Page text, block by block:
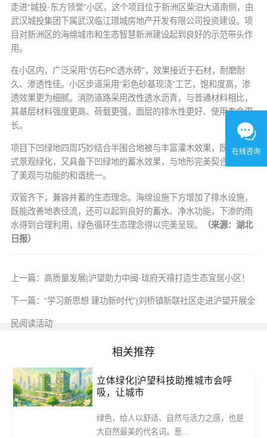
走进“城投·东方领誉”小区，这个项目位于新洲区柴泊大道南侧，由
武汉城投集团下属武汉临江璟城房地产开发有限公司投资建设。项
目对新洲区的海绵城市和生态智慧新洲建设起到良好的示范带头作
用。
在小区内，广泛采用“仿石PC透水砖”，效果接近于石材，耐磨耐
久、渗透性佳。小区步道采用“彩色砂基现浇”工艺，饱和度高，渗
透效果更为细腻。消防道路采用改性透水沥青，与普通材料相比，
其基层材料强度更高、荷载更强，面层的排水性更好、使用寿命更
长。
项目下凹绿地四周巧妙结合半围合地被与丰富灌木效果，既有组团
式景观绿化，又具备下凹绿地的蓄水效果，与地形完美契合，实现
了美观与功能的和谐统一。
双管齐下，兼容并蓄的生态理念。海绵设施下方增加了排水设施，
既能改善地表径流，还可以起到良好的蓄水、净水功能，下渗的雨
水得到合理利用，绿色循环生态理念得以完美呈现。
（来源：湖北
日报）
上一篇： 高质量发展|沪望助力中闽·珑府天禧打造生态宜居小区！
下一篇： “学习新思想 建功新时代”|刘桥镇新联社区走进沪望开展全
民阅读活动
相关推荐
立体绿化|沪望科技助推城市会呼
吸，让城市
绿色，给人以舒适、自然与活力之感，也是
大自然最美的代名词。葱...
在线咨询